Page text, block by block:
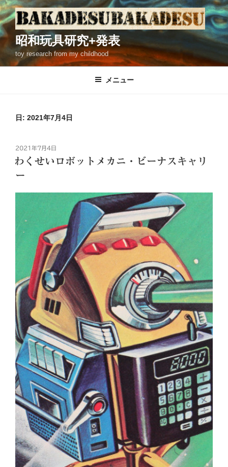
コ
ン
テ
ン
ツ
へ
昭和玩具研究+発表
toy research from my childhood
メニュー
日: 2021年7月4日
投
稿
日:
2021年7月4日
わくせいロボットメカニ・ビーナスキャリ
ー